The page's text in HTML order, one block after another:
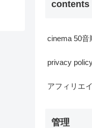
contents
cinema 50音
privacy
アフィリエ
管理